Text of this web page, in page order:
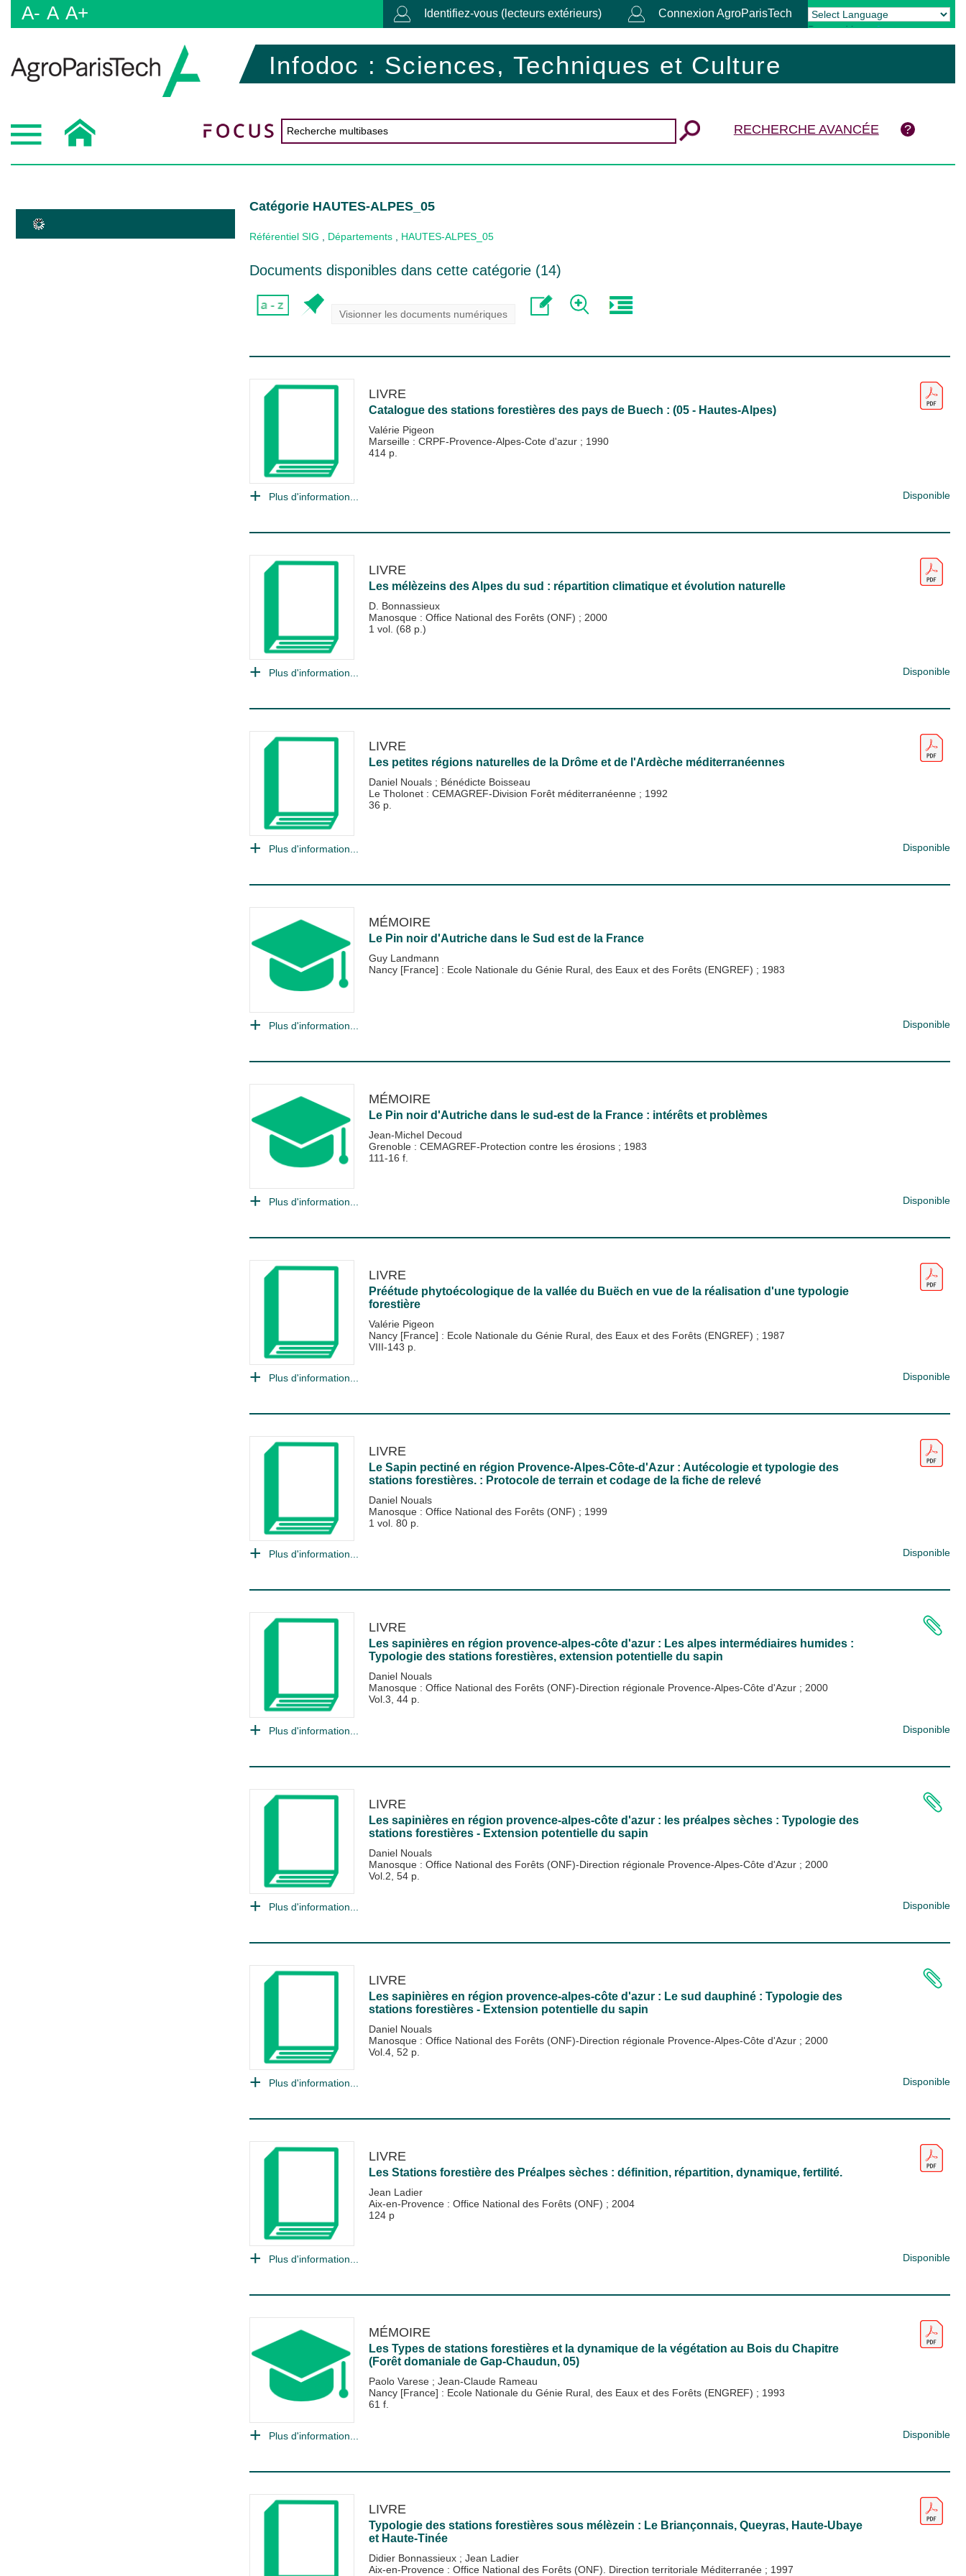
A- A A+ Identifiez-vous (lecteurs extérieurs) Connexion AgroParisTech
Powered by Translate
Infodoc : Sciences, Techniques et Culture
RECHERCHE AVANCÉE
Catégorie HAUTES-ALPES_05
Référentiel SIG Départements HAUTES-ALPES_05
Documents disponibles dans cette catégorie (14)
Visionner les documents numériques
LIVRE
Catalogue des stations forestières des pays de Buech : (05 - Hautes-Alpes)
Valérie Pigeon
Marseille : CRPF-Provence-Alpes-Cote d'azur ; 1990
414 p.
Plus d'information... Disponible
LIVRE
Les mélèzeins des Alpes du sud : répartition climatique et évolution naturelle
D. Bonnassieux
Manosque : Office National des Forêts (ONF) ; 2000
1 vol. (68 p.)
Plus d'information... Disponible
LIVRE
Les petites régions naturelles de la Drôme et de l'Ardèche méditerranéennes
Daniel Nouals ; Bénédicte Boisseau
Le Tholonet : CEMAGREF-Division Forêt méditerranéenne ; 1992
36 p.
Plus d'information... Disponible
MÉMOIRE
Le Pin noir d'Autriche dans le Sud est de la France
Guy Landmann
Nancy [France] : Ecole Nationale du Génie Rural, des Eaux et des Forêts (ENGREF) ; 1983
Plus d'information... Disponible
MÉMOIRE
Le Pin noir d'Autriche dans le sud-est de la France : intérêts et problèmes
Jean-Michel Decoud
Grenoble : CEMAGREF-Protection contre les érosions ; 1983
111-16 f.
Plus d'information... Disponible
LIVRE
Préétude phytoécologique de la vallée du Buëch en vue de la réalisation d'une typologie
forestière
Valérie Pigeon
Nancy [France] : Ecole Nationale du Génie Rural, des Eaux et des Forêts (ENGREF) ; 1987
VIII-143 p.
Plus d'information... Disponible
LIVRE
Le Sapin pectiné en région Provence-Alpes-Côte-d'Azur : Autécologie et typologie des
stations forestières. : Protocole de terrain et codage de la fiche de relevé
Daniel Nouals
Manosque : Office National des Forêts (ONF) ; 1999
1 vol. 80 p.
Plus d'information... Disponible
LIVRE
Les sapinières en région provence-alpes-côte d'azur : Les alpes intermédiaires humides :
Typologie des stations forestières, extension potentielle du sapin
Daniel Nouals
Manosque : Office National des Forêts (ONF)-Direction régionale Provence-Alpes-Côte d'Azur ; 2000
Vol.3, 44 p.
Plus d'information... Disponible
LIVRE
Les sapinières en région provence-alpes-côte d'azur : les préalpes sèches : Typologie des
stations forestières - Extension potentielle du sapin
Daniel Nouals
Manosque : Office National des Forêts (ONF)-Direction régionale Provence-Alpes-Côte d'Azur ; 2000
Vol.2, 54 p.
Plus d'information... Disponible
LIVRE
Les sapinières en région provence-alpes-côte d'azur : Le sud dauphiné : Typologie des
stations forestières - Extension potentielle du sapin
Daniel Nouals
Manosque : Office National des Forêts (ONF)-Direction régionale Provence-Alpes-Côte d'Azur ; 2000
Vol.4, 52 p.
Plus d'information... Disponible
LIVRE
Les Stations forestière des Préalpes sèches : définition, répartition, dynamique, fertilité.
Jean Ladier
Aix-en-Provence : Office National des Forêts (ONF) ; 2004
124 p
Plus d'information... Disponible
MÉMOIRE
Les Types de stations forestières et la dynamique de la végétation au Bois du Chapitre
(Forêt domaniale de Gap-Chaudun, 05)
Paolo Varese ; Jean-Claude Rameau
Nancy [France] : Ecole Nationale du Génie Rural, des Eaux et des Forêts (ENGREF) ; 1993
61 f.
Plus d'information... Disponible
LIVRE
Typologie des stations forestières sous mélèzein : Le Briançonnais, Queyras, Haute-Ubaye
et Haute-Tinée
Didier Bonnassieux ; Jean Ladier
Aix-en-Provence : Office National des Forêts (ONF). Direction territoriale Méditerranée ; 1997